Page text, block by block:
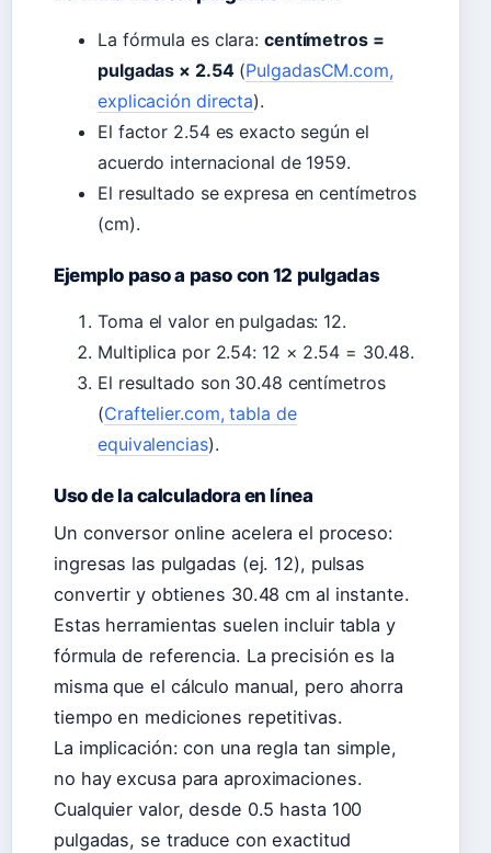
La fórmula es clara: centímetros =
pulgadas × 2.54(PulgadasCM.com,
explicación directa).
El factor 2.54 es exacto según el
acuerdo internacional de 1959.
El resultado se expresa en centímetros
(cm).
Ejemplo paso a paso con 12 pulgadas
Toma el valor en pulgadas: 12.
Multiplica por 2.54: 12 × 2.54 = 30.48.
El resultado son 30.48 centímetros
(Craftelier.com, tabla de
equivalencias).
Uso de la calculadora en línea
Un conversor online acelera el proceso:
ingresas las pulgadas (ej. 12), pulsas
convertir y obtienes 30.48 cm al instante.
Estas herramientas suelen incluir tabla y
fórmula de referencia. La precisión es la
misma que el cálculo manual, pero ahorra
tiempo en mediciones repetitivas.
La implicación: con una regla tan simple,
no hay excusa para aproximaciones.
Cualquier valor, desde 0.5 hasta 100
pulgadas, se traduce con exactitud